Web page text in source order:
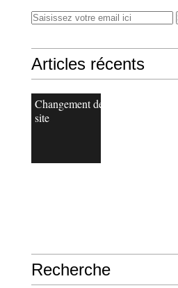
Articles récents
Changement de
site
Recherche